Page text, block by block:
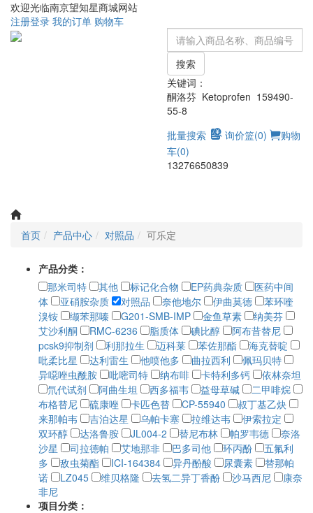
欢迎光临南京望知星商城网站
注册登录 我的订单 购物车
搜索
关键词：
酮洛芬 Ketoprofen 159490-
55-8
批量搜索
询价篮(0)
购物
车(0)
13276650839
首页 产品中心 对照品 可乐定
产品分类：
那米司特
其他 标记化合物 EP药典杂质
医药中间
体
亚硝胺杂质 对照品 奈他地尔 伊曲莫德
苯环喹
溴铵
缬苯那嗪 G201-SMB-IMP 金鱼草素
纳美芬
艾沙利酮
RMC-6236 脂质体 碘比醇
阿布昔替尼
pcsk9抑制剂
利那拉生 迈科莱 苯佐那酯
海克替啶
吡柔比星
达利雷生 他喷他多 曲拉西利
佩玛贝特
异噁唑虫酰胺
吡嘧司特 纳布啡 卡特利多钙
依林奈坦
氘代试剂
阿曲生坦 西多福韦 益母草碱
二甲啡烷
布格替尼
硫康唑 卡匹色替 CP-55940
叔丁基乙炔
来那帕韦
吉泊达星 乌帕卡塞 拉维达韦
伊索拉定
双环醇
达洛鲁胺 JL004-2 替尼布林 帕罗韦德
奈洛
沙星
司拉德帕 艾地那非 巴多司他 环丙酚
五氟利
多
敌虫菊酯 ICI-164384 异丹酚酸 尿囊素
替那帕
诺
LZ045 维贝格隆 去氢二异丁香酚 沙马西尼
康奈
非尼
项目分类：